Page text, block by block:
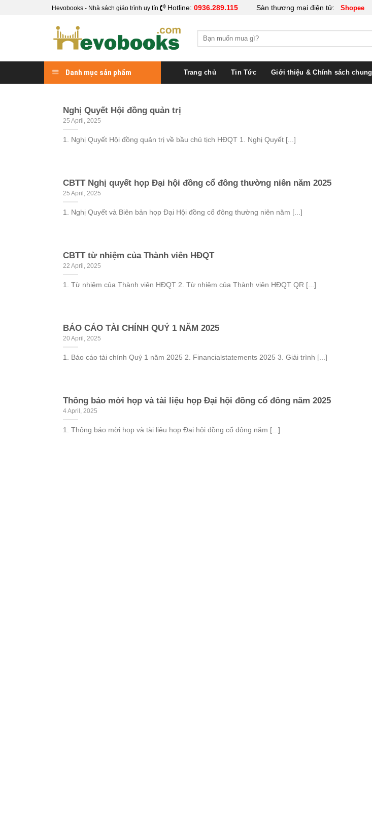
Hevobooks - Nhà sách giáo trình uy tín Hotline: 0936.289.115 Sàn thương mại điện tử: Shopee
Search
Danh mục sản phẩm Trang chủ Tin Tức Giới thiệu & Chính sách chung
Nghị Quyết Hội đồng quản trị
25 April, 2025
1. Nghị Quyết Hội đồng quản trị về bầu chủ tịch HĐQT 1. Nghị Quyết [...]
CBTT Nghị quyết họp Đại hội đồng cổ đông thường niên năm 2025
25 April, 2025
1. Nghị Quyết và Biên bản họp Đại Hội đồng cổ đông thường niên năm [...]
CBTT từ nhiệm của Thành viên HĐQT
22 April, 2025
1. Từ nhiệm của Thành viên HĐQT 2. Từ nhiệm của Thành viên HĐQT QR [...]
BÁO CÁO TÀI CHÍNH QUÝ 1 NĂM 2025
20 April, 2025
1. Báo cáo tài chính Quý 1 năm 2025 2. Financialstatements 2025 3. Giải trình [...]
Thông báo mời họp và tài liệu họp Đại hội đồng cổ đông năm 2025
4 April, 2025
1. Thông báo mời họp và tài liệu họp Đại hội đồng cổ đông năm [...]